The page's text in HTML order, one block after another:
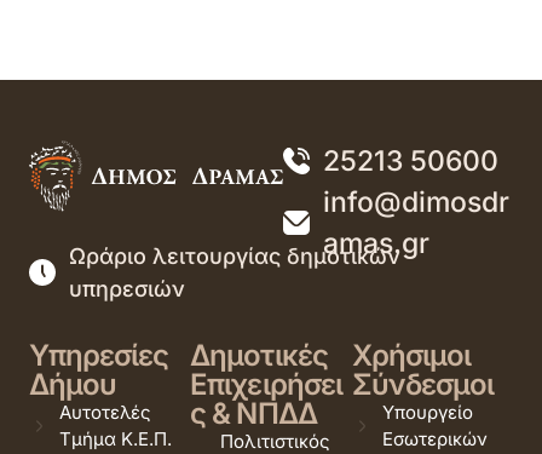
25213 50600
info@dimosdr
amas.gr
Ωράριο λειτουργίας δημοτικών
υπηρεσιών
Υπηρεσίες
Δήμου
Αυτοτελές
Τμήμα Κ.Ε.Π.
Δημοτικές
Επιχειρήσει
ς & ΝΠΔΔ
Πολιτιστικός
Χρήσιμοι
Σύνδεσμοι
Υπουργείο
Εσωτερικών